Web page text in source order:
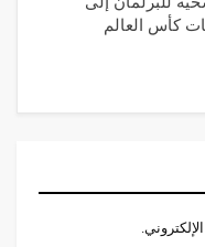
كأس العالم